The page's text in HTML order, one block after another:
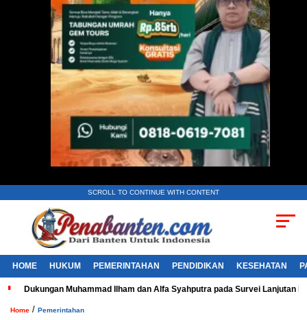
SCROLL TO CONTINUE WITH CONTENT
HOME HUKUM PEMERINTAHAN PENDIDIKAN KESEHATAN
Dukungan Muhammad Ilham dan Alfa Syahputra pada Survei Lanjutan
Home / Pemerintahan